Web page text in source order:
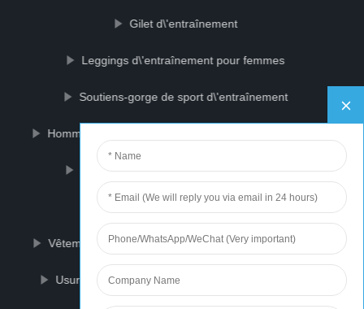
Gilet d\'entraînement
Leggings d\'entraînement pour femmes
Soutiens-gorge de sport d\'entraînement
Hommes Chandails À Capuche
Ensemble de couvre-tête de golf en cuir
Soutien-gorge de sport chaud
Vêtements de sport sublimés T-shirts Marathon
Usure de compression